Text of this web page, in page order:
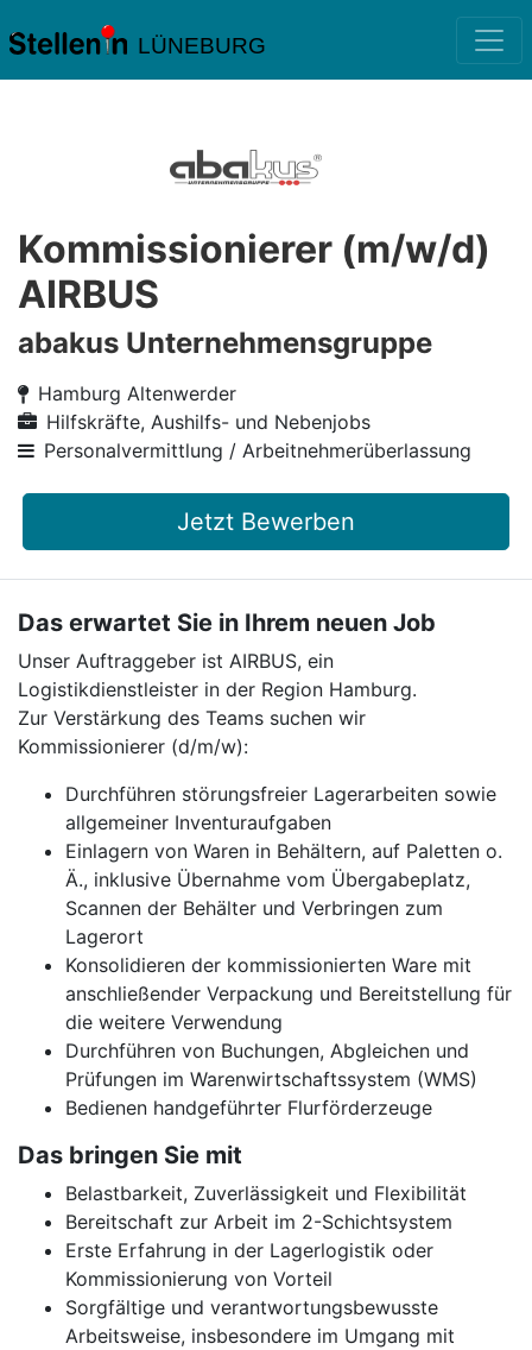
LÜNEBURG
Kommissionierer (m/w/d)
AIRBUS
abakus Unternehmensgruppe
Hamburg Altenwerder
Hilfskräfte, Aushilfs- und Nebenjobs
Personalvermittlung / Arbeitnehmerüberlassung
Jetzt Bewerben
Das erwartet Sie in Ihrem neuen Job
Unser Auftraggeber ist AIRBUS, ein
Logistikdienstleister in der Region Hamburg.
Zur Verstärkung des Teams suchen wir
Kommissionierer (d/m/w):
Durchführen störungsfreier Lagerarbeiten sowie
allgemeiner Inventuraufgaben
Einlagern von Waren in Behältern, auf Paletten o.
Ä., inklusive Übernahme vom Übergabeplatz,
Scannen der Behälter und Verbringen zum
Lagerort
Konsolidieren der kommissionierten Ware mit
anschließender Verpackung und Bereitstellung für
die weitere Verwendung
Durchführen von Buchungen, Abgleichen und
Prüfungen im Warenwirtschaftssystem (WMS)
Bedienen handgeführter Flurförderzeuge
Das bringen Sie mit
Belastbarkeit, Zuverlässigkeit und Flexibilität
Bereitschaft zur Arbeit im 2-Schichtsystem
Erste Erfahrung in der Lagerlogistik oder
Kommissionierung von Vorteil
Sorgfältige und verantwortungsbewusste
Arbeitsweise, insbesondere im Umgang mit